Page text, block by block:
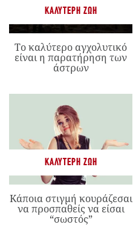
ΚΑΛΎΤΕΡΗ ΖΩΉ
Το καλύτερο αγχολυτικό
είναι η παρατήρηση των
άστρων
ΚΑΛΎΤΕΡΗ ΖΩΉ
Κάποια στιγμή κουράζεσαι
να προσπαθείς να είσαι
“σωστός”